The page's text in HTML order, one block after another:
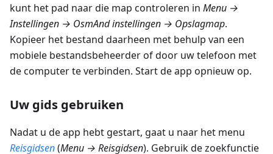
kunt het pad naar die map controleren in Menu →
Instellingen → OsmAnd instellingen → Opslagmap.
Kopieer het bestand daarheen met behulp van een
mobiele bestandsbeheerder of door uw telefoon met
de computer te verbinden. Start de app opnieuw op.
Uw gids gebruiken
Nadat u de app hebt gestart, gaat u naar het menu
Reisgidsen(Menu → Reisgidsen). Gebruik de zoekfunctie